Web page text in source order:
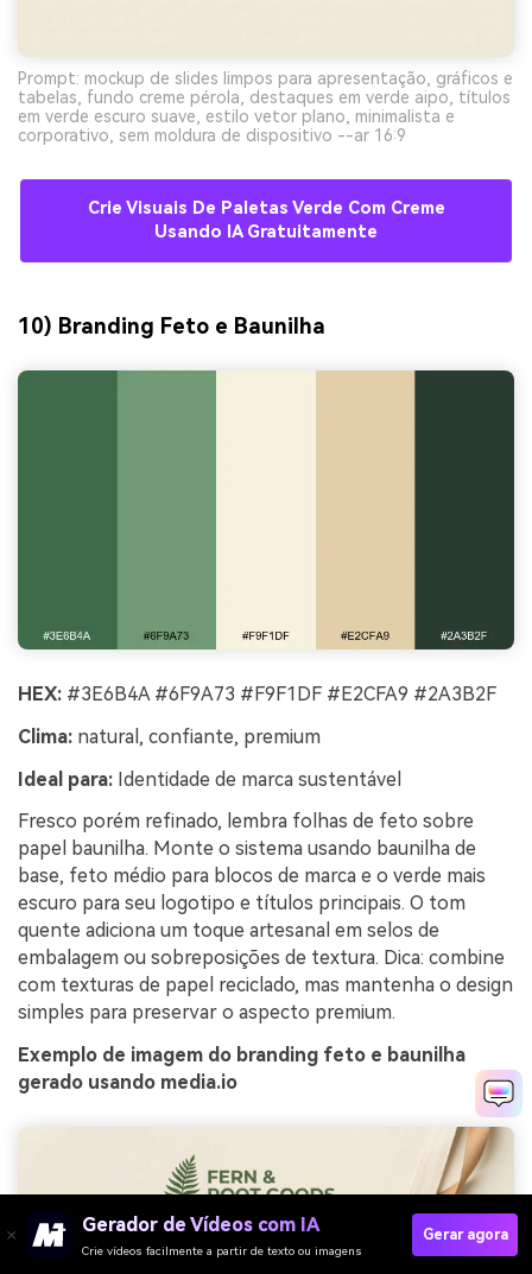
Prompt: mockup de slides limpos para apresentação, gráficos e
tabelas, fundo creme pérola, destaques em verde aipo, títulos
em verde escuro suave, estilo vetor plano, minimalista e
corporativo, sem moldura de dispositivo --ar 16:9
Crie Visuais De Paletas Verde Com Creme
Usando IA Gratuitamente
10) Branding Feto e Baunilha
HEX: #3E6B4A #6F9A73 #F9F1DF #E2CFA9 #2A3B2F
Clima: natural, confiante, premium
Ideal para: Identidade de marca sustentável
Fresco porém refinado, lembra folhas de feto sobre
papel baunilha. Monte o sistema usando baunilha de
base, feto médio para blocos de marca e o verde mais
escuro para seu logotipo e títulos principais. O tom
quente adiciona um toque artesanal em selos de
embalagem ou sobreposições de textura. Dica: combine
com texturas de papel reciclado, mas mantenha o design
simples para preservar o aspecto premium.
Exemplo de imagem do branding feto e baunilha
gerado usando media.io
Gerador de Vídeos com IA
Crie vídeos facilmente a partir de texto ou imagens
Gerar agora